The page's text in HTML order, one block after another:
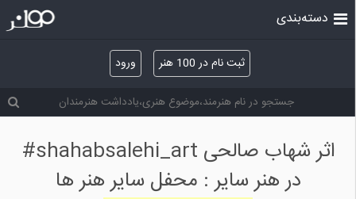
ثبت نام در 100 هنر ورود
دسته‌بندی
اثر شهاب صالحی shahabsalehi_art#
در هنر سایر : محفل سایر هنر ها